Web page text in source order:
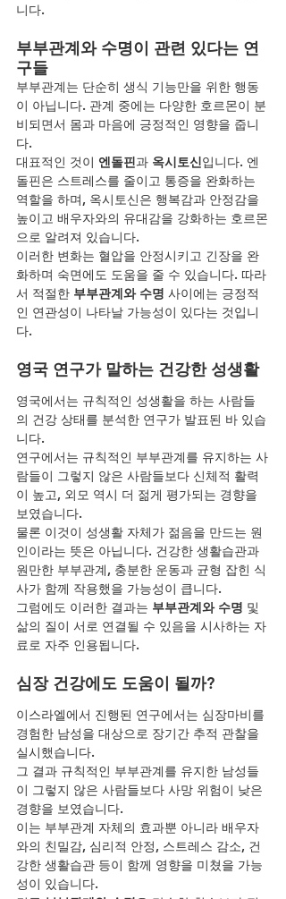
니다.
부부관계와 수명이 관련 있다는 연
구들
부부관계는 단순히 생식 기능만을 위한 행동
이 아닙니다. 관계 중에는 다양한 호르몬이 분
비되면서 몸과 마음에 긍정적인 영향을 줍니
다.
대표적인 것이 엔돌핀과 옥시토신입니다. 엔
돌핀은 스트레스를 줄이고 통증을 완화하는
역할을 하며, 옥시토신은 행복감과 안정감을
높이고 배우자와의 유대감을 강화하는 호르몬
으로 알려져 있습니다.
이러한 변화는 혈압을 안정시키고 긴장을 완
화하며 숙면에도 도움을 줄 수 있습니다. 따라
서 적절한 부부관계와 수명 사이에는 긍정적
인 연관성이 나타날 가능성이 있다는 것입니
다.
영국 연구가 말하는 건강한 성생활
영국에서는 규칙적인 성생활을 하는 사람들
의 건강 상태를 분석한 연구가 발표된 바 있습
니다.
연구에서는 규칙적인 부부관계를 유지하는 사
람들이 그렇지 않은 사람들보다 신체적 활력
이 높고, 외모 역시 더 젊게 평가되는 경향을
보였습니다.
물론 이것이 성생활 자체가 젊음을 만드는 원
인이라는 뜻은 아닙니다. 건강한 생활습관과
원만한 부부관계, 충분한 운동과 균형 잡힌 식
사가 함께 작용했을 가능성이 큽니다.
그럼에도 이러한 결과는 부부관계와 수명 및
삶의 질이 서로 연결될 수 있음을 시사하는 자
료로 자주 인용됩니다.
심장 건강에도 도움이 될까?
이스라엘에서 진행된 연구에서는 심장마비를
경험한 남성을 대상으로 장기간 추적 관찰을
실시했습니다.
그 결과 규칙적인 부부관계를 유지한 남성들
이 그렇지 않은 사람들보다 사망 위험이 낮은
경향을 보였습니다.
이는 부부관계 자체의 효과뿐 아니라 배우자
와의 친밀감, 심리적 안정, 스트레스 감소, 건
강한 생활습관 등이 함께 영향을 미쳤을 가능
성이 있습니다.